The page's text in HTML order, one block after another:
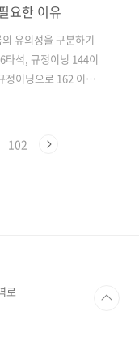
요한 이유
유의성을 구분하기
타석, 규정이닝 144이
정이닝으로 162 이닝
어율 등 확률과 관련
타석야구는 통계의 스
102
로